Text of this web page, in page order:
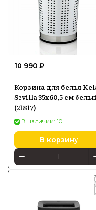
10 990 ₽
Корзина для белья
Sevilla 35x60,5 см
(21817)
В наличии: 10
В корзину